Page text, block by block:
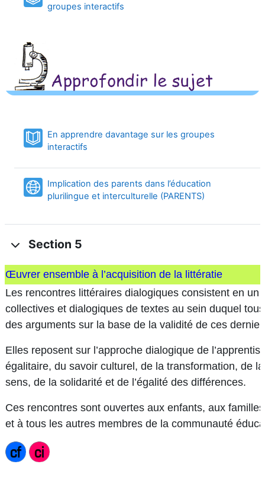
groupes interactifs
En apprendre davantage sur les groupes
interactifs
Implication des parents dans l’éducation
plurilingue et interculturelle (PARENTS)
Section 5
Œuvrer ensemble à l’acquisition de la littératie
Les rencontres littéraires dialogiques consistent en un
collectives et dialogiques de textes au sein duquel
des arguments sur la base de la validité de ces
Elles reposent sur l’approche dialogique de
égalitaire, du savoir culturel, de la transformation, de
sens, de la solidarité et de l’égalité des différences.
Ces rencontres sont ouvertes aux enfants, aux
et à tous les autres membres de la communauté